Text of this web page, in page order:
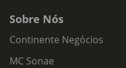
Sobre Nós
Continente Negócios
MC Sonae